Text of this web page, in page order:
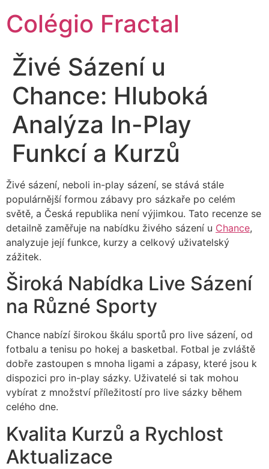
Colégio Fractal
Živé Sázení u
Chance: Hluboká
Analýza In-Play
Funkcí a Kurzů
Živé sázení, neboli in-play sázení, se stává stále
populárnější formou zábavy pro sázkaře po celém
světě, a Česká republika není výjimkou. Tato recenze se
detailně zaměřuje na nabídku živého sázení u Chance,
analyzuje její funkce, kurzy a celkový uživatelský
zážitek.
Široká Nabídka Live Sázení
na Různé Sporty
Chance nabízí širokou škálu sportů pro live sázení, od
fotbalu a tenisu po hokej a basketbal. Fotbal je zvláště
dobře zastoupen s mnoha ligami a zápasy, které jsou k
dispozici pro in-play sázky. Uživatelé si tak mohou
vybírat z množství příležitostí pro live sázky během
celého dne.
Kvalita Kurzů a Rychlost
Aktualizace